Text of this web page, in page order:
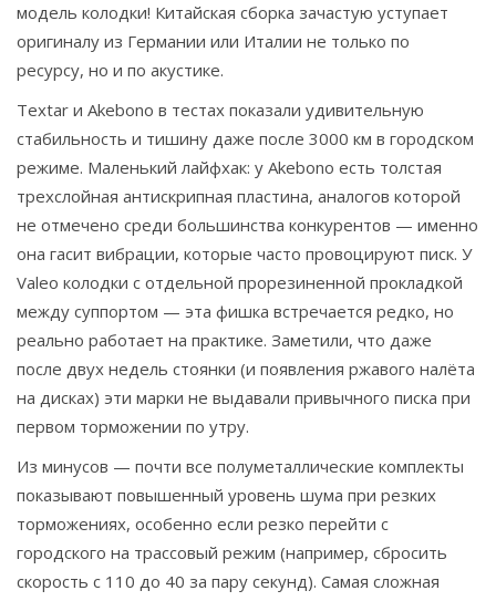
модель колодки! Китайская сборка зачастую уступает
оригиналу из Германии или Италии не только по
ресурсу, но и по акустике.
Textar и Akebono в тестах показали удивительную
стабильность и тишину даже после 3000 км в городском
режиме. Маленький лайфхак: у Akebono есть толстая
трехслойная антискрипная пластина, аналогов которой
не отмечено среди большинства конкурентов — именно
она гасит вибрации, которые часто провоцируют писк. У
Valeo колодки с отдельной прорезиненной прокладкой
между суппортом — эта фишка встречается редко, но
реально работает на практике. Заметили, что даже
после двух недель стоянки (и появления ржавого налёта
на дисках) эти марки не выдавали привычного писка при
первом торможении по утру.
Из минусов — почти все полуметаллические комплекты
показывают повышенный уровень шума при резких
торможениях, особенно если резко перейти с
городского на трассовый режим (например, сбросить
скорость с 110 до 40 за пару секунд). Самая сложная